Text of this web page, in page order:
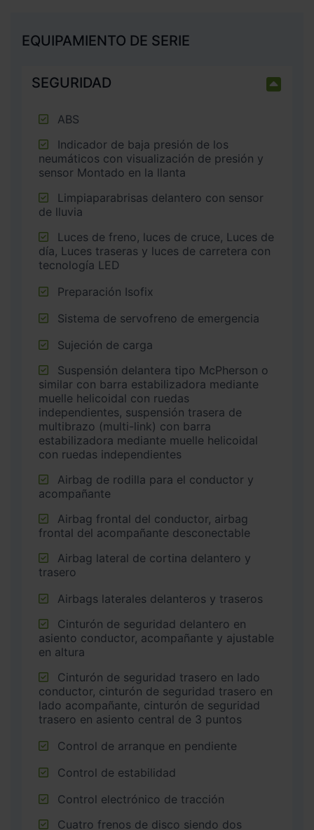
EQUIPAMIENTO DE SERIE
SEGURIDAD
ABS
neumáticos con visualización de presión y
sensor Montado en la llanta
de lluvia
día, Luces traseras y luces de carretera con
tecnología LED
Preparación Isofix
Sistema de servofreno de emergencia
Sujeción de carga
similar con barra estabilizadora mediante
muelle helicoidal con ruedas
independientes, suspensión trasera de
multibrazo (multi-link) con barra
estabilizadora mediante muelle helicoidal
con ruedas independientes
acompañante
frontal del acompañante desconectable
trasero
Airbags laterales delanteros y traseros
asiento conductor, acompañante y ajustable
en altura
conductor, cinturón de seguridad trasero en
lado acompañante, cinturón de seguridad
trasero en asiento central de 3 puntos
Control de arranque en pendiente
Control de estabilidad
Control electrónico de tracción